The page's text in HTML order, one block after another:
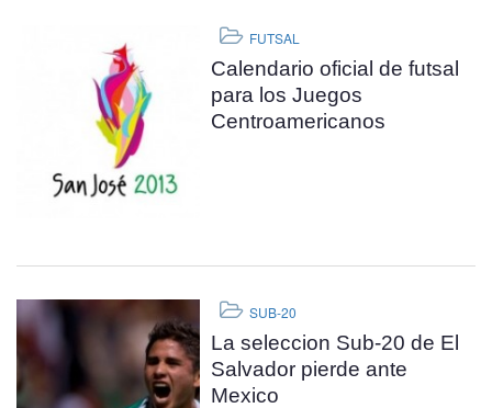
FUTSAL
Calendario oficial de futsal
para los Juegos
Centroamericanos
SUB-20
La seleccion Sub-20 de El
Salvador pierde ante
Mexico